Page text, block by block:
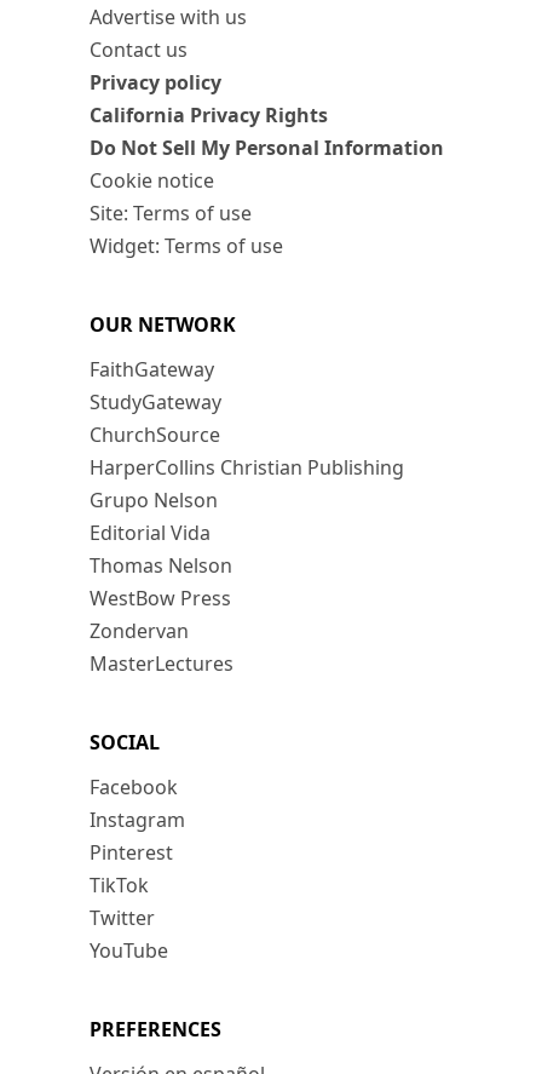
Advertise with us
Contact us
Privacy policy
California Privacy Rights
Do Not Sell My Personal Information
Cookie notice
Site: Terms of use
Widget: Terms of use
OUR NETWORK
FaithGateway
StudyGateway
ChurchSource
HarperCollins Christian Publishing
Grupo Nelson
Editorial Vida
Thomas Nelson
WestBow Press
Zondervan
MasterLectures
SOCIAL
Facebook
Instagram
Pinterest
TikTok
Twitter
YouTube
PREFERENCES